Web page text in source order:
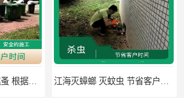
均安镇杀虫消毒 灭跳蚤 根据现场情况定制中害方案 江海灭蟑螂 灭蚊虫 节省客户时间